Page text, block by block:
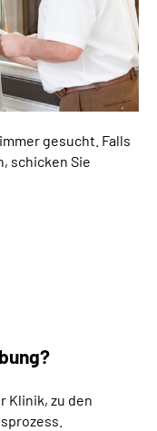
gesucht. Falls
schicken Sie
Klinik, zu den